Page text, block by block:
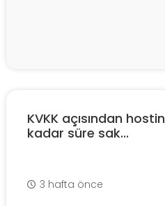
KVKK açısından
kadar süre sak...
3 hafta önce